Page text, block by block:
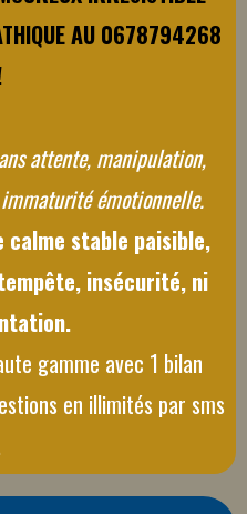
AU 0678794268
attente, manipulation,
émotionnelle.
calme stable paisible,
insécurité, ni
gamme avec 1 bilan
en illimités par sms